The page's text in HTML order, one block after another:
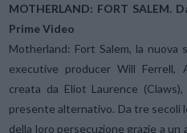
MOTHERLAND: FORT SALEM.
Prime Video
Motherland: Fort Salem, la nuova
executive producer Will Ferrell,
creata da Eliot Laurence
presente alternativo. Da tre
della loro persecuzione grazie a